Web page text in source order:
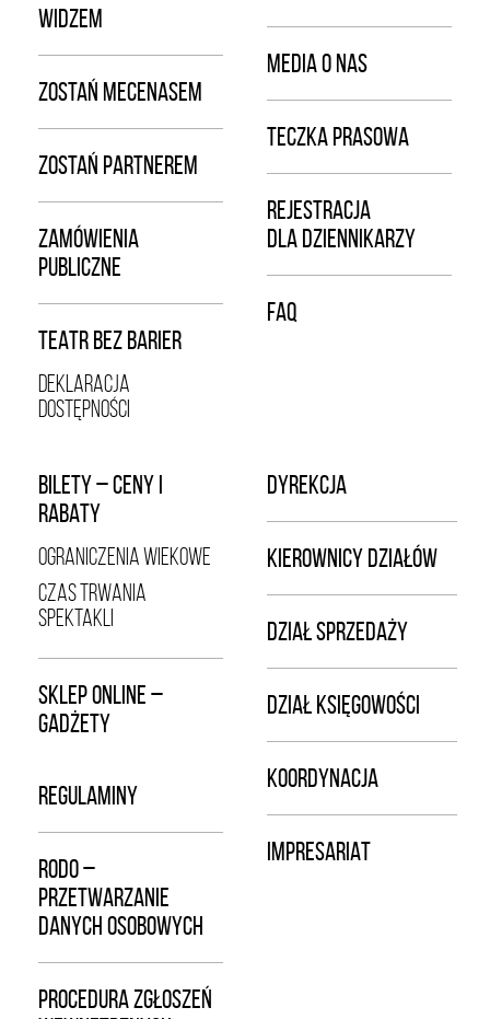
WIDZEM
ZOSTAŃ MECENASEM
ZOSTAŃ PARTNEREM
ZAMÓWIENIA
PUBLICZNE
TEATR BEZ BARIER
DEKLARACJA
DOSTĘPNOŚCI
MEDIA O NAS
TECZKA PRASOWA
REJESTRACJA
DLA DZIENNIKARZY
FAQ
BILETY – CENY I
RABATY
OGRANICZENIA WIEKOWE
CZAS TRWANIA
SPEKTAKLI
SKLEP ONLINE –
GADŻETY
REGULAMINY
RODO –
PRZETWARZANIE
DANYCH OSOBOWYCH
PROCEDURA ZGŁOSZEŃ
DYREKCJA
KIEROWNICY DZIAŁÓW
DZIAŁ SPRZEDAŻY
DZIAŁ KSIĘGOWOŚCI
KOORDYNACJA
IMPRESARIAT